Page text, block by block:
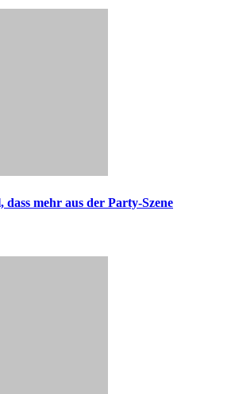
dass mehr aus der Party-Szene